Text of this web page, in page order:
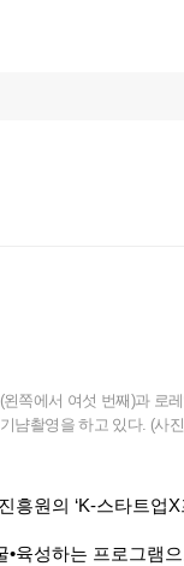
쪽에서 여섯 번째)과 로
냠촬영을 하고 있다. (사
원의 ‘K-스타트업X
성하는 프로그램